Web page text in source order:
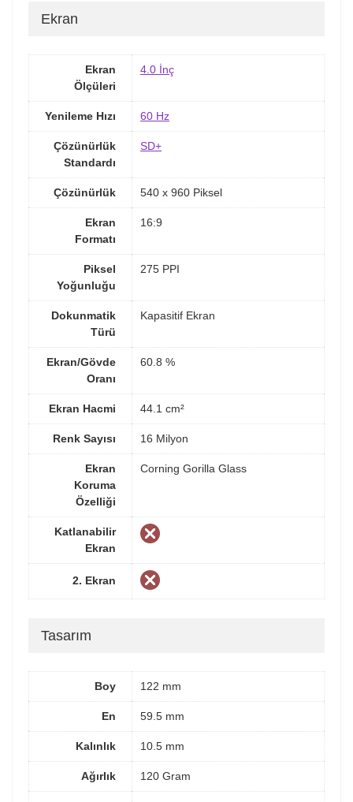
Ekran
Ekran
Ölçüleri
4.0 İnç
Yenileme Hızı 60 Hz
Çözünürlük
Standardı
SD+
Çözünürlük 540 x 960 Piksel
Ekran
Formatı
16:9
Piksel
Yoğunluğu
275 PPI
Dokunmatik
Türü
Kapasitif Ekran
Ekran/Gövde
Oranı
60.8 %
Ekran Hacmi 44.1 cm²
Renk Sayısı 16 Milyon
Ekran
Koruma
Özelliği
Corning Gorilla Glass
Katlanabilir
Ekran
2. Ekran
Tasarım
Boy 122 mm
En 59.5 mm
Kalınlık 10.5 mm
Ağırlık 120 Gram